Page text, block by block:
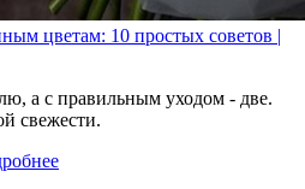
цветам: 10 простых советов |
а с правильным уходом - две.
свежести.